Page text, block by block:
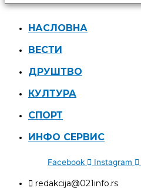
НАСЛОВНА
ВЕСТИ
ДРУШТВО
КУЛТУРА
СПОРТ
ИНФО СЕРВИС
Facebook Instagram
redakcija@021info.rs